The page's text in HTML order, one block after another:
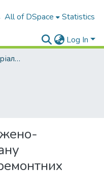
All of DSpace Statistics
Log In
Архів наукових матеріалів